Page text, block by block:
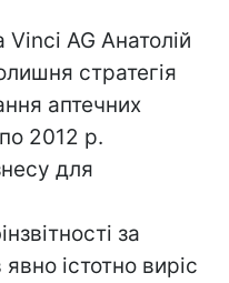
AG Анатолій
стратегія
аптечних
2012 р.
для
за
істотно виріс